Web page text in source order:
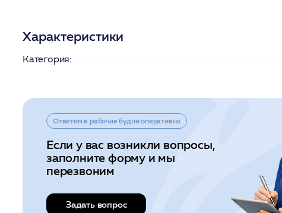
Характеристики
Категория:
Ответим в рабочие будни оперативно
Если у вас возникли вопросы,
заполните форму и мы
перезвоним
Задать вопрос